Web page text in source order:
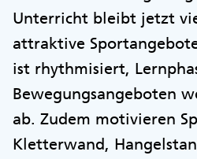
Unterricht bleibt jetzt
attraktive
ist rhythmisiert,
Bewegungsangeboten
ab. Zudem motivieren
Kletterwand,